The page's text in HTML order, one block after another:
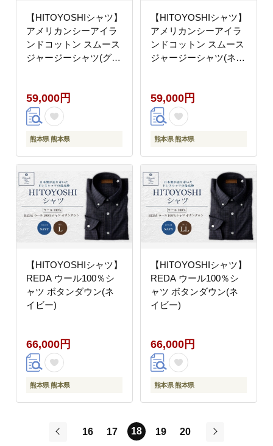
【HITOYOSHIシャツ】
アメリカンシーアイラ
ンドコットン スムース
ジャージーシャツ(グレ
59,000円
熊本県 熊本県
【HITOYOSHIシャツ】
アメリカンシーアイラ
ンドコットン スムース
ジャージーシャツ(ネイ
59,000円
熊本県 熊本県
【HITOYOSHIシャツ】
REDA ウール100％シ
ャツ ボタンダウン(ネ
イビー)
66,000円
熊本県 熊本県
【HITOYOSHIシャツ】
REDA ウール100％シ
ャツ ボタンダウン(ネ
イビー)
66,000円
熊本県 熊本県
16 17 18 19
20